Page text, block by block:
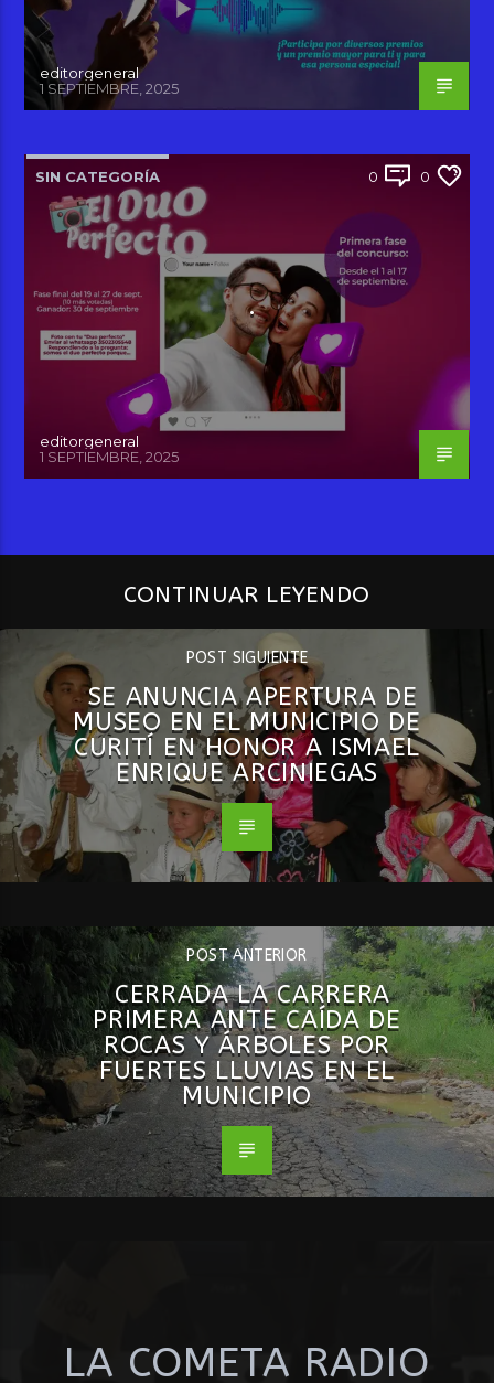
editorgeneral
1 SEPTIEMBRE, 2025
SIN CATEGORÍA 0 0
.
editorgeneral
1 SEPTIEMBRE, 2025
CONTINUAR LEYENDO
POST SIGUIENTE
SE ANUNCIA APERTURA DE
MUSEO EN EL MUNICIPIO DE
CURITÍ EN HONOR A ISMAEL
ENRIQUE ARCINIEGAS
POST ANTERIOR
CERRADA LA CARRERA
PRIMERA ANTE CAÍDA DE
ROCAS Y ÁRBOLES POR
FUERTES LLUVIAS EN EL
MUNICIPIO
LA COMETA RADIO